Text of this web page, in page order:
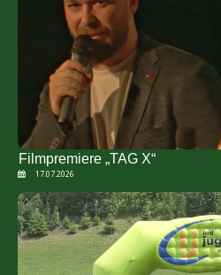
Filmpremiere „TAG X“
17.07.2026